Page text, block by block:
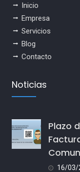
Inicio
Empresa
Servicios
Blog
Contacto
Noticias
Plazo
16/03/